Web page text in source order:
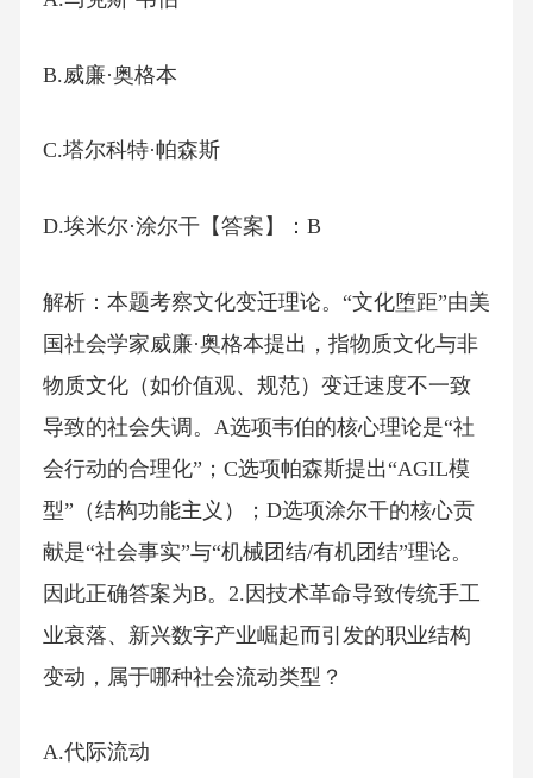
B.威廉·奥格本
C.塔尔科特·帕森斯
D.埃米尔·涂尔干【答案】：B
解析：本题考察文化变迁理论。“文化堕距”由美
国社会学家威廉·奥格本提出，指物质文化与非
物质文化（如价值观、规范）变迁速度不一致
导致的社会失调。A选项韦伯的核心理论是“社
会行动的合理化”；C选项帕森斯提出“AGIL模
型”（结构功能主义）；D选项涂尔干的核心贡
献是“社会事实”与“机械团结/有机团结”理论。
因此正确答案为B。2.因技术革命导致传统手工
业衰落、新兴数字产业崛起而引发的职业结构
变动，属于哪种社会流动类型？
A.代际流动